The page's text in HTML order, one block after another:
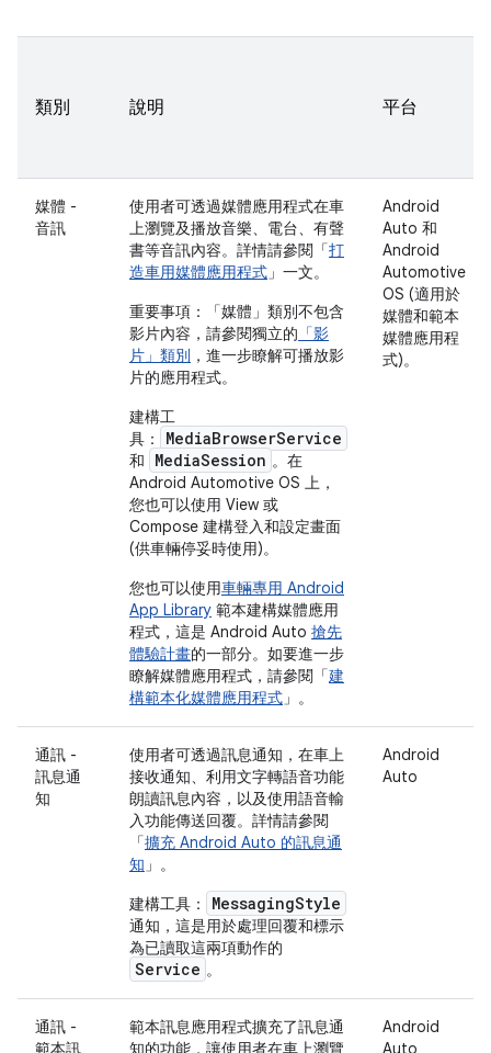
類別 說明 平台
媒體 -
音訊
使用者可透過媒體應用程式在車
上瀏覽及播放音樂、電台、有聲
書等音訊內容。詳情請參閱「打
造車用媒體應用程式 」一文。
重要事項：
「媒體」類別不包含
影片內容，請參閱獨立的 「影
片」類別 ，進一步瞭解可播放影
片的應用程式。
建構工
具：
MediaBrowserService
和 MediaSession 。在
Android Automotive OS 上，
您也可以使用 View 或
Compose 建構登入和設定畫面
(供車輛停妥時使用)。
您也可以使用車輛專用 Android
App Library 範本建構媒體應用
程式，這是 Android Auto 搶先
體驗計畫的一部分。如要進一步
瞭解媒體應用程式，請參閱「建
構範本化媒體應用程式 」。
Android
Auto 和
Android
Automotive
OS (適用於
媒體和範本
媒體應用程
式)。
通訊 -
訊息通
知
使用者可透過訊息通知，在車上
接收通知、利用文字轉語音功能
朗讀訊息內容，以及使用語音輸
入功能傳送回覆。詳情請參閱
「擴充 Android Auto 的訊息通
知 」。
建構工具：
MessagingStyle
通知，這是用於處理回覆和標示
為已讀取這兩項動作的
Service 。
Android
Auto
通訊 -
範本訊
範本訊息應用程式擴充了訊息通
知的功能，讓使用者在車上瀏覽
Android
Auto